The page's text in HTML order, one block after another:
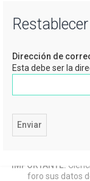
Dirección de
Esta debe ser la
IMPORTANTE:
foro sus datos